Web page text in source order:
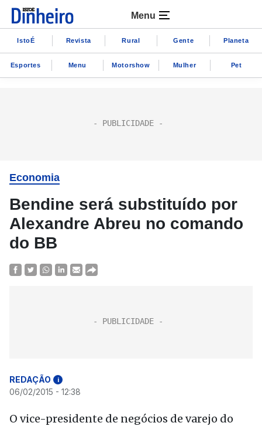
Menu
IstoÉ Revista Rural Gente Planeta
Esportes Menu Motorshow Mulher Pet
Economia
Bendine será substituído por
Alexandre Abreu no comando
do BB
REDAÇÃO i
06/02/2015 - 12:38
O vice-presidente de negócios de varejo do